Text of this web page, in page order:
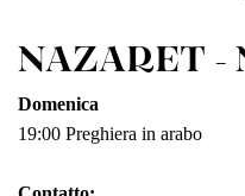
NAZARET -
Domenica
19:00 Preghiera in arabo